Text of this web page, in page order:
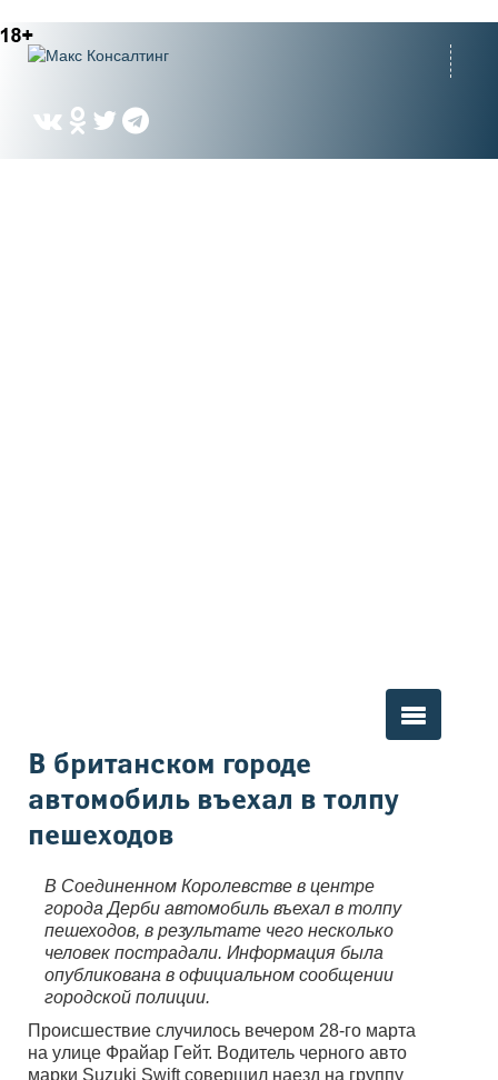
Вы здесь
В британском городе
автомобиль въехал в толпу
пешеходов
В Соединенном Королевстве в центре
города Дерби автомобиль въехал в толпу
пешеходов, в результате чего несколько
человек пострадали. Информация была
опубликована в официальном сообщении
городской полиции.
Происшествие случилось вечером 28-го марта
на улице Фрайар Гейт. Водитель черного авто
марки Suzuki Swift совершил наезд на группу